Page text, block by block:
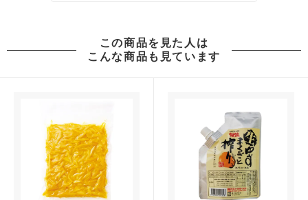
この商品を見た人は
こんな商品も見ています